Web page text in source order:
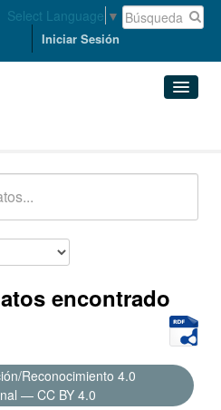
Select Language ▼
Iniciar Sesión
encontrado
Reconocimiento 4.0
— CC BY 4.0